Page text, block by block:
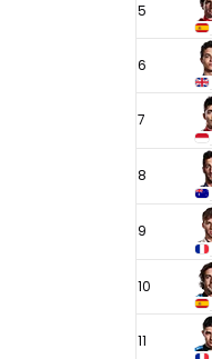
5
6
7
8
9
10
11